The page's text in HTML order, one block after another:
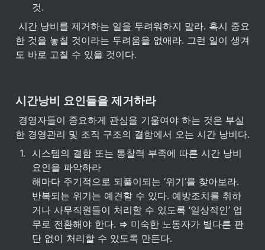
것.
한 것을 놓칠 것이라는 두려움을 없애라. 그런 일이 생겨
도 바로 고칠 수 있을 것이다.
시간낭비 요인들을 제거하라
한 경영관리 및 조직 구조의 결함에서 오는 시간 낭비다.
1. 시스템의 결함 또는 통찰력 부족에 따른 시간 낭비
요인을 파악하라
해마다 주기적으로 되풀이되는 ‘위기’를 찾아보라.
반복되는 위기는 예견할 수 있다. 예방조치를 취하
거나 사무직원들이 처리할 수 있도록 ‘일상적인’ 업
무로 전환해야 한다. ⇒ 미숙한 노동자가 별다른 판
단 없이 처리할 수 있도록 만든다.